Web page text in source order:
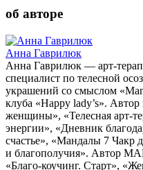
об авторе
Анна Гаврилюк
Анна Гаврилюк — арт-
специалист по телесной
украшений со смыслом
клуба «Happy lady’s».
женщины», «Телесная арт-
энергии», «Дневник
счастье», «Мандалы 7 Чакр
и благополучия». Автор
«Благо-коучинг. Старт»,